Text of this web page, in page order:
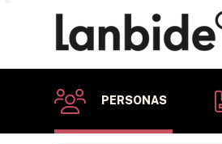
PERSONAS